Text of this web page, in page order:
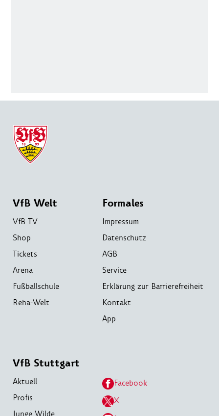
VfB Welt
VfB TV
Shop
Tickets
Arena
Fußballschule
Reha-Welt
Formales
Impressum
Datenschutz
AGB
Service
Erklärung zur Barrierefreiheit
Kontakt
App
VfB Stuttgart
Aktuell
Profis
Junge Wilde
Facebook
X